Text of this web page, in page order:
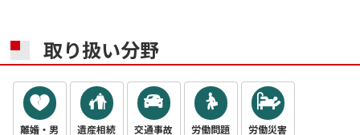
取り扱い分野
離婚・男
遺産相続 交通事故 労働問題 労働災害